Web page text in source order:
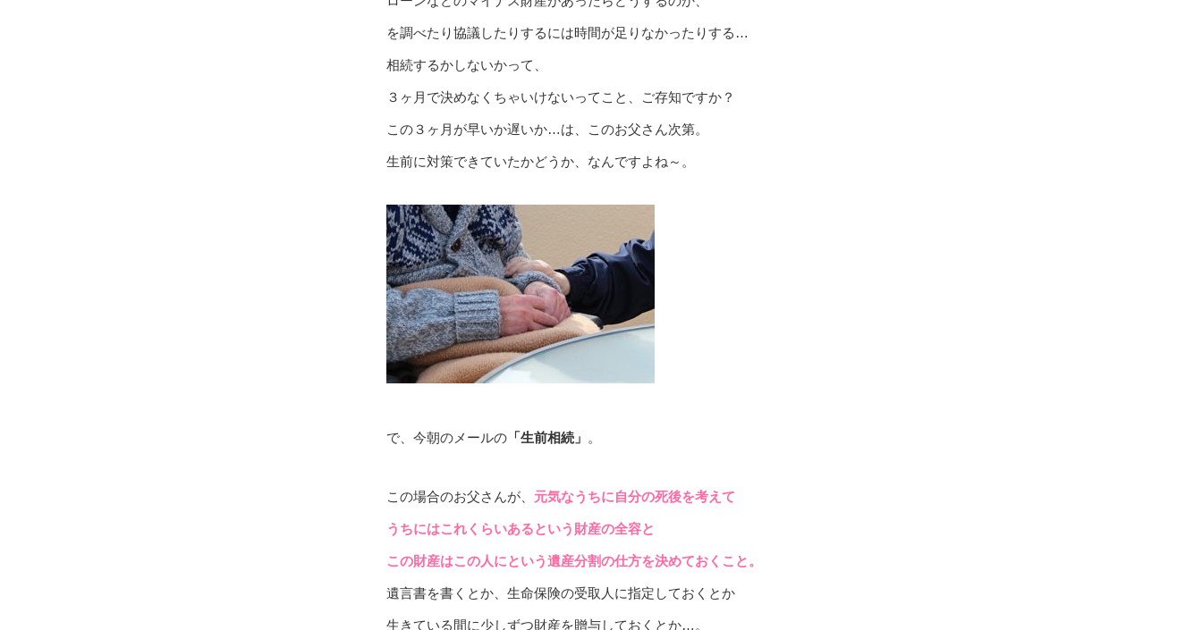
を調べたり協議したりするには時間が足りなかったりする…
相続するかしないかって、
３ヶ月で決めなくちゃいけないってこと、ご存知ですか？
この３ヶ月が早いか遅いか…は、このお父さん次第。
生前に対策できていたかどうか、なんですよね～。
で、今朝のメールの 「生前相続」 。
この場合のお父さんが、 元気なうちに自分の死後を考えて
うちにはこれくらいあるという財産の全容と
この財産はこの人にという遺産分割の仕方を決めておくこと。
遺言書を書くとか、生命保険の受取人に指定しておくとか
生きている間に少しずつ財産を贈与しておくとか…。